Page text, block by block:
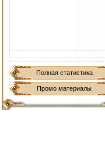
Полная статистика
Промо материалы